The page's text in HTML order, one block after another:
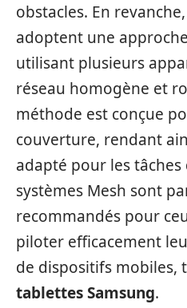
obstacles. En
adoptent une
utilisant plusieurs
réseau homogène et
méthode est conçue
couverture, rendant
adapté pour les
systèmes Mesh sont
recommandés pour
piloter efficacement
de dispositifs mobiles,
tablettes Samsung.